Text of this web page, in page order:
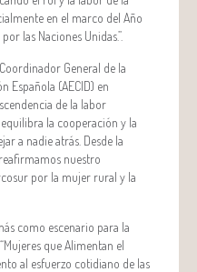
en el marco del Año
las Naciones Unidas.”.
General de la
Española (AECID) en
de la labor
equilibra la cooperación y la
a nadie atrás. Desde la
nuestro
por la mujer rural y la
como escenario para la
que Alimentan el
al esfuerzo cotidiano de las